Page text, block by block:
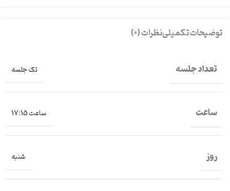
توضیحات تکمیلینظرات (0)
تعداد جلسه تک جلسه
ساعت ساعت 17:15
روز شنبه